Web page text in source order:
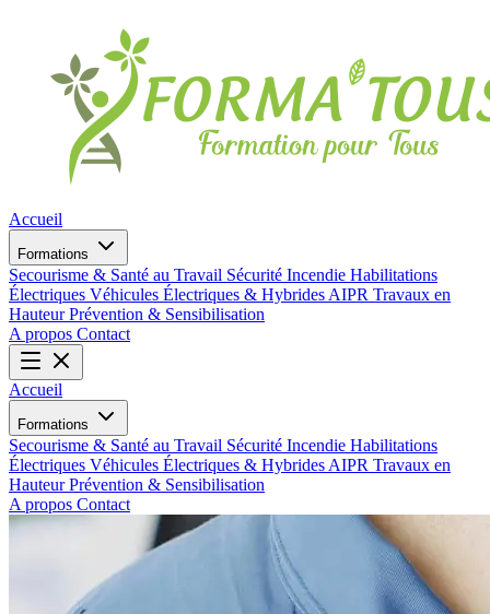
Accueil
Formations
Secourisme & Santé au Travail Sécurité Incendie Habilitations
Électriques Véhicules Électriques & Hybrides AIPR Travaux en
HauteurPrévention & Sensibilisation
A propos Contact
Accueil
Formations
Secourisme & Santé au Travail Sécurité Incendie Habilitations
Électriques Véhicules Électriques & Hybrides AIPR Travaux en
HauteurPrévention & Sensibilisation
A propos Contact